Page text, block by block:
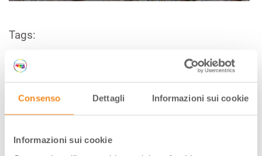
Consenso Dettagli Informazioni sui cookie
Informazioni sui cookie
Tags:
Bologna
AUTORE
Cristiana Cugia